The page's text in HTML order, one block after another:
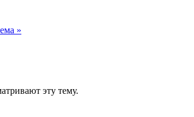
»
эту тему.